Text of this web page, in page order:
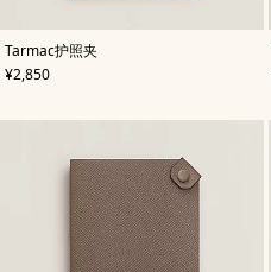
Tarmac护照夹
,颜
色:
米
然
,
价格
¥2,850